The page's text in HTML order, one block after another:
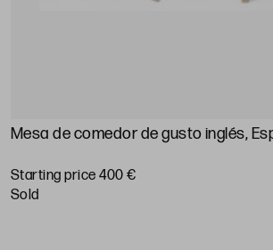
Mesa de comedor de gusto inglés,
Starting price 400 €
sold